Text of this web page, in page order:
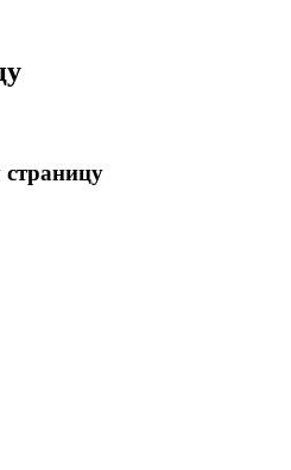
страницу